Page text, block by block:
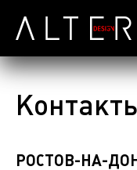
РОСТОВ-НА-